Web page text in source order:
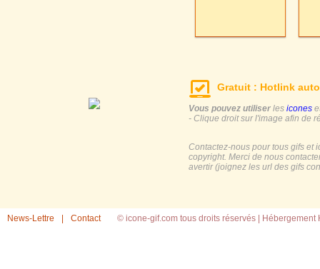
Gratuit : Hotlink
Vous pouvez utiliser les icones
- Clique droit sur l'image afin de
Contactez-nous pour tous gifs et
copyright. Merci de nous
avertir (joignez les url des gifs
News-Lettre Contact © icone-gif.com tous droits réservés | Hébergement